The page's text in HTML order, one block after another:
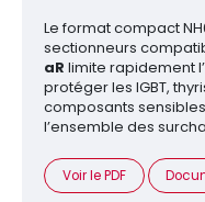
Le format compact
sectionneurs
aR limite rapidement
protéger les IGBT,
composants
l’ensemble des
Voir le PDF